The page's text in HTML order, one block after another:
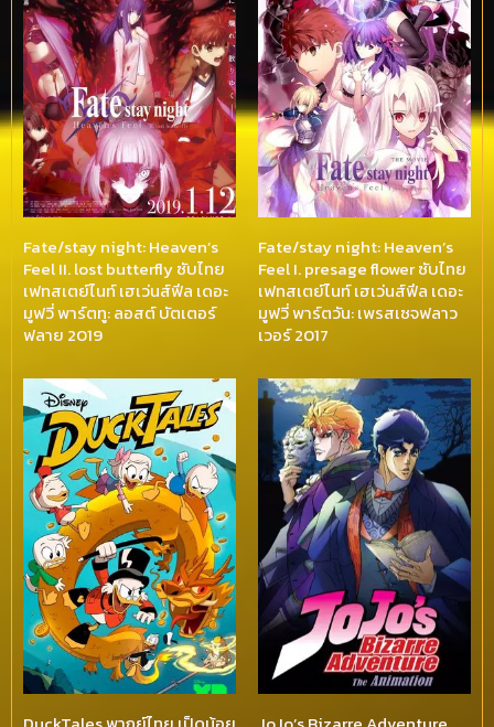
Fate/stay night: Heaven’s
Feel II. lost butterfly ซับไทย
เฟทสเตย์ไนท์ เฮเว่นส์ฟีล เดอะ
มูฟวี่ พาร์ตทู: ลอสต์ บัตเตอร์
ฟลาย 2019
Fate/stay night: Heaven’s
Feel I. presage flower ซับไทย
เฟทสเตย์ไนท์ เฮเว่นส์ฟีล เดอะ
มูฟวี่ พาร์ตวัน: เพรสเซจฟลาว
เวอร์ 2017